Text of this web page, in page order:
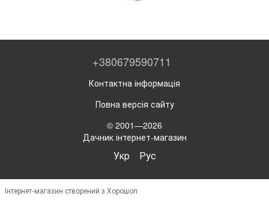
+380679590711
Контактна інформація
Повна версія сайту
© 2001—2026
Дачник інтернет-магазин
Укр Рус
Інтернет-магазин створений з Хорошоп